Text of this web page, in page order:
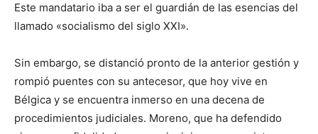
Este mandatario iba a ser el guardián de las esencias del
llamado «socialismo del siglo XXI».
Sin embargo, se distanció pronto de la anterior gestión y
rompió puentes con su antecesor, que hoy vive en
Bélgica y se encuentra inmerso en una decena de
procedimientos judiciales. Moreno, que ha defendido